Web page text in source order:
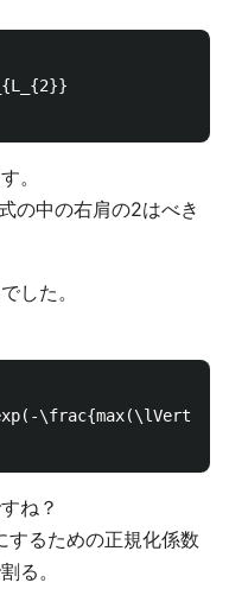
。
の中の右肩の2はべき
した。
\frac{max(\lVert
ね？
するための正規化係数
る。